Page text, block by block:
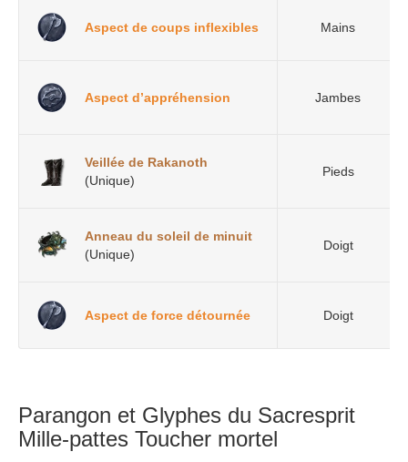
Aspect de coups inflexibles Mains
Aspect d’appréhension Jambes
Veillée de Rakanoth
(Unique)
Pieds
Anneau du soleil de minuit
(Unique)
Doigt
Aspect de force détournée Doigt
Parangon et Glyphes du Sacresprit
Mille-pattes Toucher mortel